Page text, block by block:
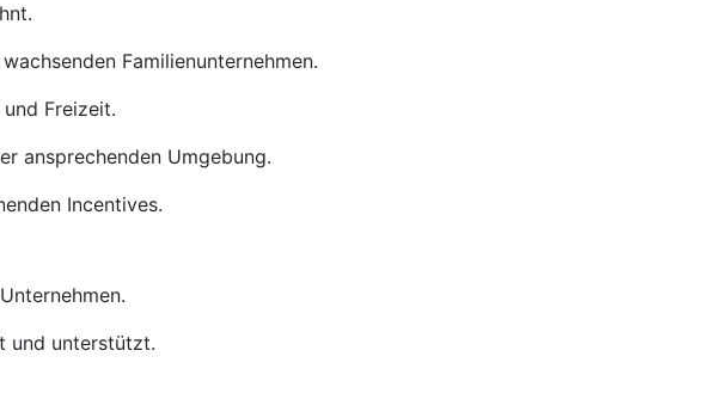
Familienunternehmen.
Freizeit.
ansprechenden Umgebung.
Incentives.
und unterstützt.